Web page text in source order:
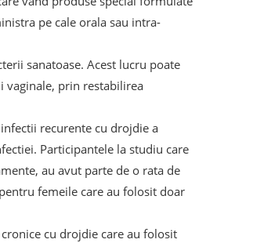
pe cale orala sau intra-
sanatoase. Acest lucru poate
vaginale, prin restabilirea
recurente cu drojdie a
Participantele la studiu care
au avut parte de o rata de
femeile care au folosit doar
cu drojdie care au folosit